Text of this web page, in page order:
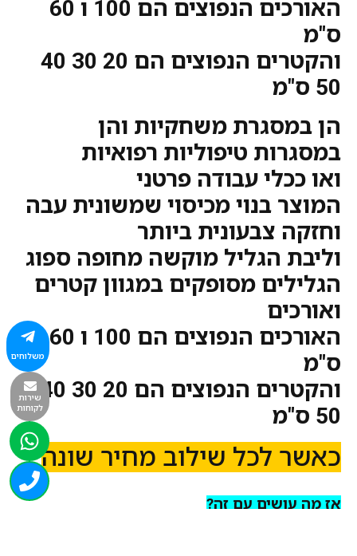
האורכים הנפוצים הם 100 ו 60
ס"מ
והקטרים הנפוצים הם 20 30 40
50 ס"מ
הן במסגרת משחקיות והן
במסגרות טיפוליות רפואיות
ואו ככלי עבודה פרטני
המוצר בנוי מכיסוי שמשונית עבה
וחזקה צבעונית ביותר
וליבת הגליל מוקשה מחופה ספוג
הגלילים מסופקים במגוון קטרים
ואורכים
האורכים הנפוצים הם 100 ו 60
ס"מ
והקטרים הנפוצים הם 20 30 40
50 ס"מ
כאשר לכל שילוב מחיר שונה
אז מה עושים עם זה?
משלוחים
שירות
לקוחות